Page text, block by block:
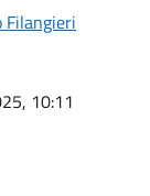
Filangieri
10:11